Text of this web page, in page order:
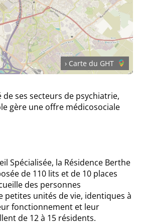
› Carte du GHT
ses secteurs de psychiatrie,
gère une offre médicosociale
Spécialisée, la Résidence Berthe
de 110 lits et de 10 places
des personnes
petites unités de vie, identiques à
fonctionnement et leur
de 12 à 15 résidents.